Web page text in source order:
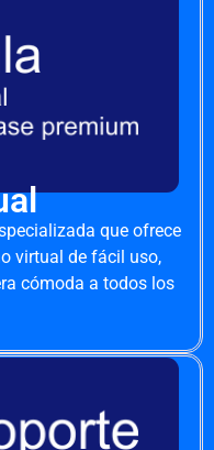
que ofrece
virtual de fácil uso,
cómoda a todos los